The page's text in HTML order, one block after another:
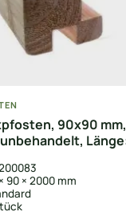
90x90
90 × 2000 mm